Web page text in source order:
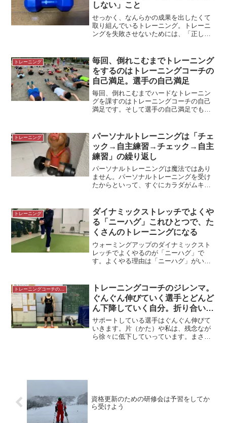
しない」こと
せっかく、なんらかの成果を出したくて
取り組んでいるトレーニング。トレーニ
ングを失敗させないためには、「正しい
グの失敗成功が何を持って成功なのか、
わからないように、トレー...
トレーニング
毎回、倒れこむまでトレーニング
をするのはトレーニングコーチの
自己満足。選手の自己満足
毎回、倒れこむまでハードなトレーニン
グを課すのはトレーニングコーチの自己
満足です。そして選手の自己満足でもあ
ほうが効果があると思いがちです。もち
ろん時期やタイミングによ...
トレーニング
パーソナルトレーニングは「チェ
ック→自主練習→チェック→自主
練習」の繰り返し
パーソナルトレーニングは魔法ではあり
ません。パーソナルトレーニングを受け
たからといって、すぐにカラダがムキム
ップするわけではありません。「チェッ
ク→自主練習→チェック→...
トレーニング
ダイナミックストレッチでよくや
る「ニーハグ」これひとつで、た
くさんのトレーニングになる
ウォーミングアップのダイナミックスト
レッチでよくやるのが「ニーハグ」で
す。よくやる理由は「ニーハグ」がいろ
「ニーハグ」とは「ニーハグ」とはウォ
ーミングアップでよく用いるダ...
トレーニングコーチのジレンマ。
ぐんぐん伸びていく選手とどんど
ん下降していく自分。折り合いを
つける言葉
サポートしている選手はぐんぐん伸びて
いきます。片（かた）や私は、残念なが
ら徐々に低下していっています。まさに
資格更新のための研修会は予習をしてか
ら受けよう